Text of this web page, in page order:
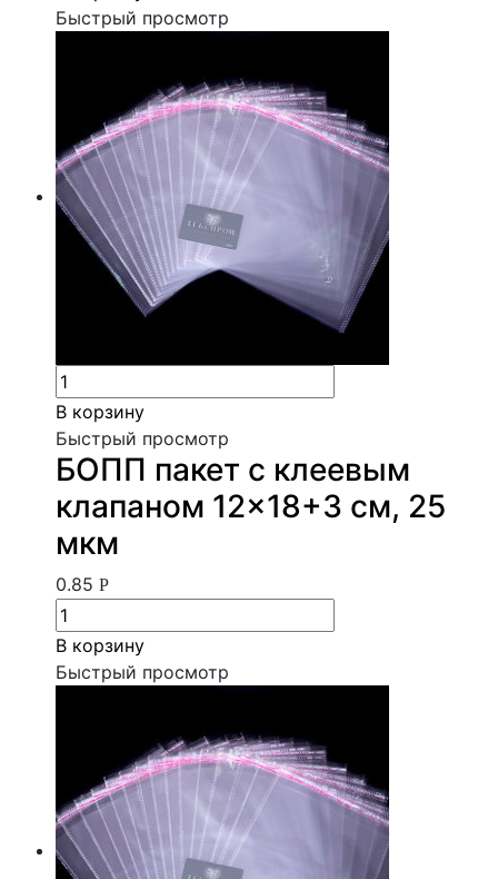
Быстрый просмотр
В корзину
Быстрый просмотр
БОПП пакет с клеевым
клапаном 12×18+3 см, 25
мкм
0.85 Р
В корзину
Быстрый просмотр